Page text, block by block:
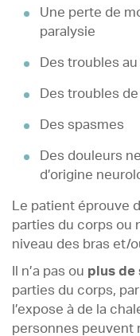
Une perte de
paralysie
Des troubles
Des troubles
Des spasmes
Des douleurs
d’origine
Le patient éprouve
parties du corps ou
niveau des bras et/
Il n’a pas ou plus de
parties du corps,
l’expose à de la
personnes peuvent